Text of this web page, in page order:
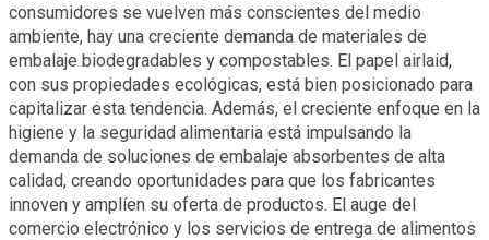
consumidores se vuelven más conscientes del medio
ambiente, hay una creciente demanda de materiales de
embalaje biodegradables y compostables. El papel airlaid,
con sus propiedades ecológicas, está bien posicionado para
capitalizar esta tendencia. Además, el creciente enfoque en la
higiene y la seguridad alimentaria está impulsando la
demanda de soluciones de embalaje absorbentes de alta
calidad, creando oportunidades para que los fabricantes
innoven y amplíen su oferta de productos. El auge del
comercio electrónico y los servicios de entrega de alimentos